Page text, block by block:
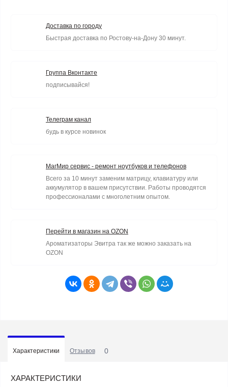
Доставка по городу
Быстрая доставка по Ростову-на-Дону 30 минут.
Группа Вконтакте
подписывайся!
Телеграм канал
будь в курсе новинок
МагМир сервис - ремонт ноутбуков и телефонов
Всего за 10 минут заменим матрицу, клавиатуру или
аккумулятор в вашем присутствии. Работы проводятся
профессионалами с многолетним опытом.
Перейти в магазин на OZON
Ароматизаторы Эвитра так же можно заказать на
OZON
Характеристики Отзывов 0
ХАРАКТЕРИСТИКИ